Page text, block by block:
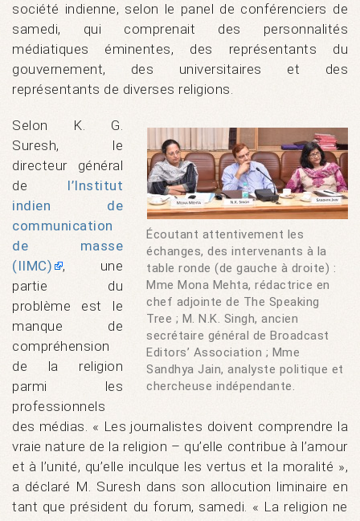
société indienne, selon le panel de conférenciers de
samedi, qui comprenait des personnalités
médiatiques éminentes, des représentants du
gouvernement, des universitaires et des
représentants de diverses religions.
Écoutant attentivement les
échanges, des intervenants à la
table ronde (de gauche à droite) :
Mme Mona Mehta, rédactrice en
chef adjointe de The Speaking
Tree ; M. N.K. Singh, ancien
secrétaire général de Broadcast
Editors’ Association ; Mme
Sandhya Jain, analyste politique et
chercheuse indépendante.
Selon K. G.
Suresh, le
directeur général
de l’Institut
indien de
communication
de masse
(IIMC)
, une
partie du
problème est le
manque de
compréhension
de la religion
parmi les
professionnels
des médias. « Les journalistes doivent comprendre la
vraie nature de la religion – qu’elle contribue à l’amour
et à l’unité, qu’elle inculque les vertus et la moralité »,
a déclaré M. Suresh dans son allocution liminaire en
tant que président du forum, samedi. « La religion ne